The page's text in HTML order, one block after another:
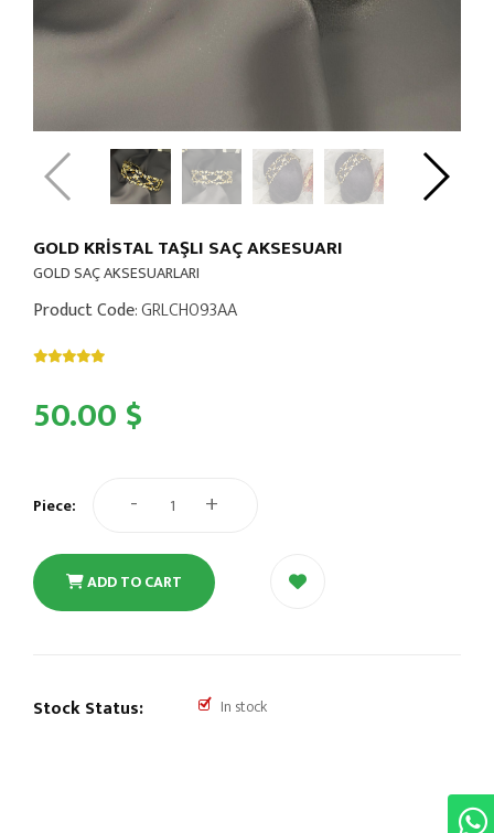
GOLD KRİSTAL TAŞLI SAÇ AKSESUARI
GOLD SAÇ AKSESUARLARI
Product Code: GRLCH093AA
50.00 $
Piece: - +
ADD TO CART
Stock Status: In stock